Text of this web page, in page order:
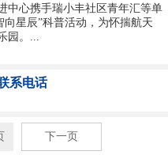
中心携手瑞小丰社区青年汇等单
星辰”科普活动，为怀揣航天
园。...
系电话
下一页